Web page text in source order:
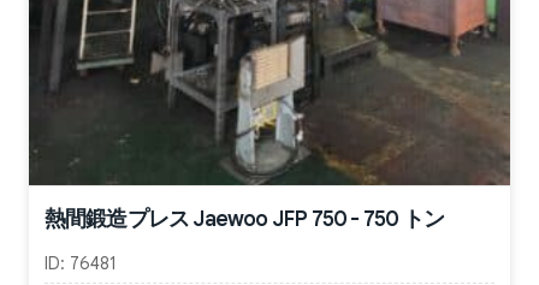
熱間鍛造プレス Jaewoo JFP 750 - 750 トン
ID: 76481